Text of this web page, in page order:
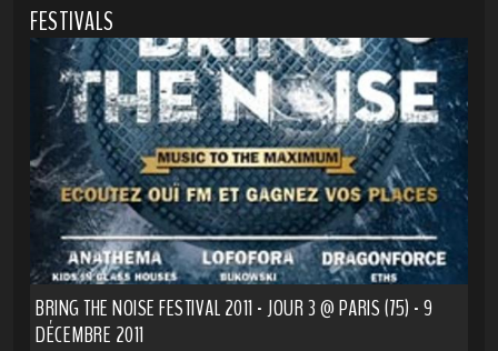
FESTIVALS
BRING THE NOISE FESTIVAL 2011 - JOUR 3 @ PARIS (75) - 9
DÉCEMBRE 2011